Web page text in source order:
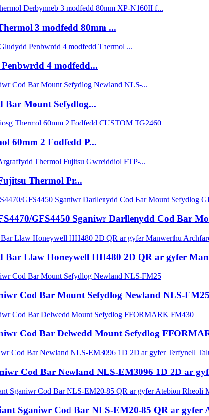
3 modfedd 80mm ...
4 modfedd...
Bar Mount Sefydlog...
60mm 2 Fodfedd P...
Thermol Pr...
GFS4450 Sganiwr Darllenydd Cod Bar
Bar Llaw Honeywell HH480 2D QR ar gyfer
Cod Bar Mount Sefydlog Newland NLS-FM25
Cod Bar Delwedd Mount Sefydlog
Cod Bar Newland NLS-EM3096 1D 2D ar
Sganiwr Cod Bar NLS-EM20-85 QR ar gyfer